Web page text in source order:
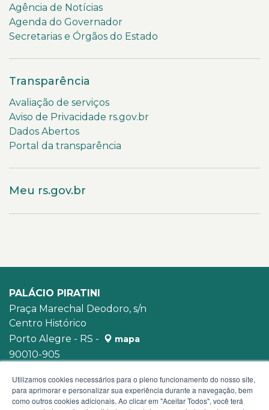
Agência de Notícias
Agenda do Governador
Secretarias e Órgãos do Estado
Transparência
Avaliação de serviços
Aviso de Privacidade rs.gov.br
Dados Abertos
Portal da transparência
Meu rs.gov.br
PALÁCIO PIRATINI
Praça Marechal Deodoro, s/n
Centro Histórico
Porto Alegre - RS -
mapa
90010-905
Utilizamos cookies necessários para o pleno funcionamento do nosso site,
para aprimorar e personalizar sua experiência durante a navegação, bem
como outros cookies adicionais. Ao clicar em "Aceitar Todos", você terá